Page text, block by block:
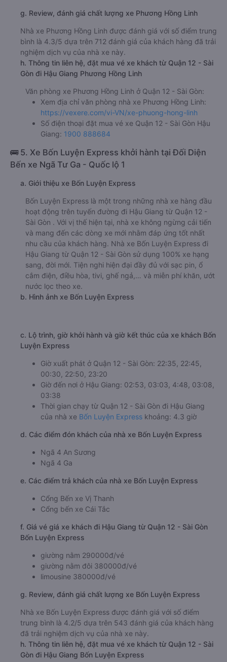
g. Review, đánh giá chất lượng xe Phương Hồng Linh
Nhà xe Phương Hồng Linh được đánh giá với số điểm trung
bình là 4.3/5 dựa trên 712 đánh giá của khách hàng đã trải
nghiệm dịch vụ của nhà xe này.
h. Thông tin liên hệ, đặt mua vé xe khách từ Quận 12 - Sài
Gòn đi Hậu Giang Phương Hồng Linh
Văn phòng xe Phương Hồng Linh ở Quận 12 - Sài Gòn:
Xem địa chỉ văn phòng nhà xe Phương Hồng Linh:
https://vexere.com/vi-VN/xe-phuong-hong-linh
Số điện thoại đặt mua vé xe Quận 12 - Sài Gòn Hậu
Giang: 1900 888684
🚌 5. Xe Bốn Luyện Express khởi hành tại Đối Diện
Bến xe Ngã Tư Ga - Quốc lộ 1
a. Giới thiệu xe Bốn Luyện Express
Bốn Luyện Express là một trong những nhà xe hàng đầu
hoạt động trên tuyến đường đi Hậu Giang từ Quận 12 -
Sài Gòn . Với vị thế hiện tại, nhà xe không ngừng cải tiến
và mang đến các dòng xe mới nhằm đáp ứng tốt nhất
nhu cầu của khách hàng. Nhà xe Bốn Luyện Express đi
Hậu Giang từ Quận 12 - Sài Gòn sử dụng 100% xe hạng
sang, đời mới. Tiện nghi hiện đại đầy đủ với sạc pin, ổ
cắm điện, điều hòa, tivi, ghế ngả,… và miễn phí khăn, ướt
nước lọc theo xe.
b. Hình ảnh xe Bốn Luyện Express
c. Lộ trình, giờ khởi hành và giờ kết thúc của xe khách Bốn
Luyện Express
Giờ xuất phát ở Quận 12 - Sài Gòn: 22:35, 22:45,
00:30, 22:50, 23:20
Giờ đến nơi ở Hậu Giang: 02:53, 03:03, 4:48, 03:08,
03:38
Thời gian chạy từ Quận 12 - Sài Gòn đi Hậu Giang
của nhà xe Bốn Luyện Express khoảng: 4.3 giờ
d. Các điểm đón khách của nhà xe Bốn Luyện Express
Ngã 4 An Sương
Ngã 4 Ga
e. Các điểm trả khách của nhà xe Bốn Luyện Express
Cổng Bến xe Vị Thanh
Cổng bến xe Cái Tắc
f. Giá vé giá xe khách đi Hậu Giang từ Quận 12 - Sài Gòn
Bốn Luyện Express
giường nằm 290000đ/vé
giường nằm đôi 380000đ/vé
limousine 380000đ/vé
g. Review, đánh giá chất lượng xe Bốn Luyện Express
Nhà xe Bốn Luyện Express được đánh giá với số điểm
trung bình là 4.2/5 dựa trên 543 đánh giá của khách hàng
đã trải nghiệm dịch vụ của nhà xe này.
h. Thông tin liên hệ, đặt mua vé xe khách từ Quận 12 - Sài
Gòn đi Hậu Giang Bốn Luyện Express